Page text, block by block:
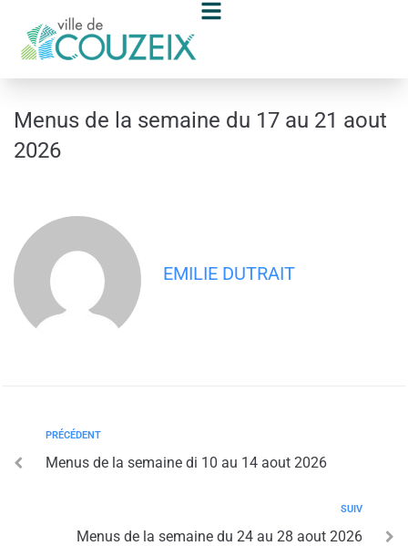
Menus de la semaine du 17 au 21 aout
2026
EMILIE DUTRAIT
PRÉCÉDENT
Menus de la semaine di 10 au 14 aout 2026
SUIV
Menus de la semaine du 24 au 28 aout 2026